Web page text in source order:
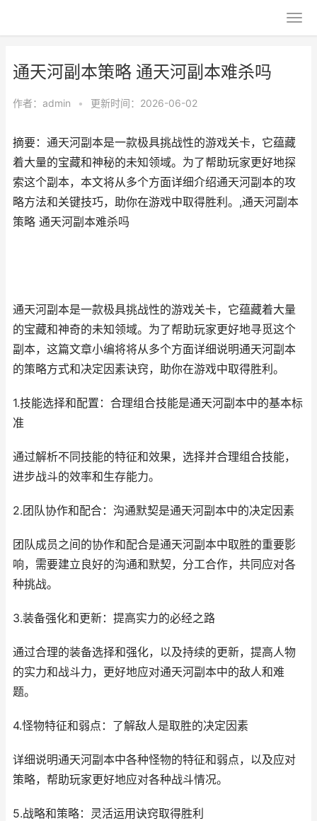
通天河副本策略 通天河副本难杀吗
作者： admin • 更新时间：2026-06-02
摘要：通天河副本是一款极具挑战性的游戏关卡，它蕴藏
着大量的宝藏和神秘的未知领域。为了帮助玩家更好地探
索这个副本，本文将从多个方面详细介绍通天河副本的攻
略方法和关键技巧，助你在游戏中取得胜利。,通天河副本
策略 通天河副本难杀吗
通天河副本是一款极具挑战性的游戏关卡，它蕴藏着大量
的宝藏和神奇的未知领域。为了帮助玩家更好地寻觅这个
副本，这篇文章小编将将从多个方面详细说明通天河副本
的策略方式和决定因素诀窍，助你在游戏中取得胜利。
1.技能选择和配置：合理组合技能是通天河副本中的基本标
准
通过解析不同技能的特征和效果，选择并合理组合技能，
进步战斗的效率和生存能力。
2.团队协作和配合：沟通默契是通天河副本中的决定因素
团队成员之间的协作和配合是通天河副本中取胜的重要影
响，需要建立良好的沟通和默契，分工合作，共同应对各
种挑战。
3.装备强化和更新：提高实力的必经之路
通过合理的装备选择和强化，以及持续的更新，提高人物
的实力和战斗力，更好地应对通天河副本中的敌人和难
题。
4.怪物特征和弱点：了解敌人是取胜的决定因素
详细说明通天河副本中各种怪物的特征和弱点，以及应对
策略，帮助玩家更好地应对各种战斗情况。
5.战略和策略：灵活运用诀窍取得胜利